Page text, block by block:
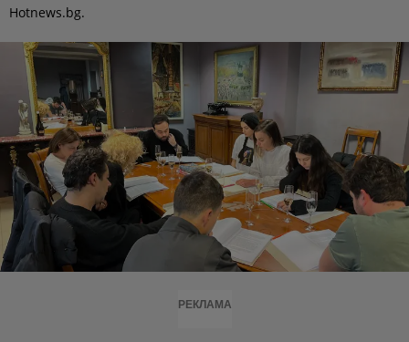
Hotnews.bg.
РЕКЛАМА